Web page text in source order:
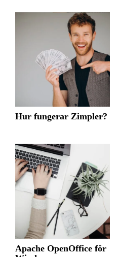
Hur fungerar Zimpler?
Apache OpenOffice för